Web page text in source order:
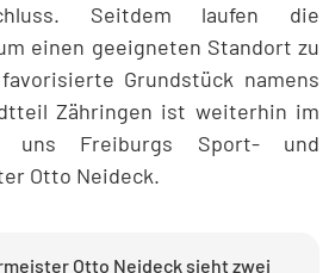
Seitdem laufen die
einen geeigneten Standort zu
Grundstück namens
Zähringen ist weiterhin im
uns Freiburgs Sport- und
Otto Neideck.
Otto Neideck sieht zwei